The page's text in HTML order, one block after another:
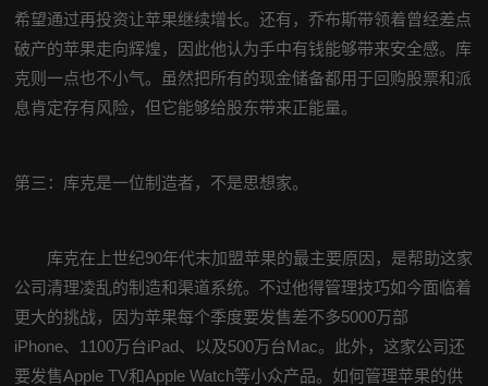
希望通过再投资让苹果继续增长。还有，乔布斯带领着曾经差点
破产的苹果走向辉煌，因此他认为手中有钱能够带来安全感。库
克则一点也不小气。虽然把所有的现金储备都用于回购股票和派
息肯定存有风险，但它能够给股东带来正能量。
第三：库克是一位制造者，不是思想家。
库克在上世纪90年代末加盟苹果的最主要原因，是帮助这家
公司清理凌乱的制造和渠道系统。不过他得管理技巧如今面临着
更大的挑战，因为苹果每个季度要发售差不多5000万部
iPhone、1100万台iPad、以及500万台Mac。此外，这家公司还
要发售Apple TV和Apple Watch等小众产品。如何管理苹果的供